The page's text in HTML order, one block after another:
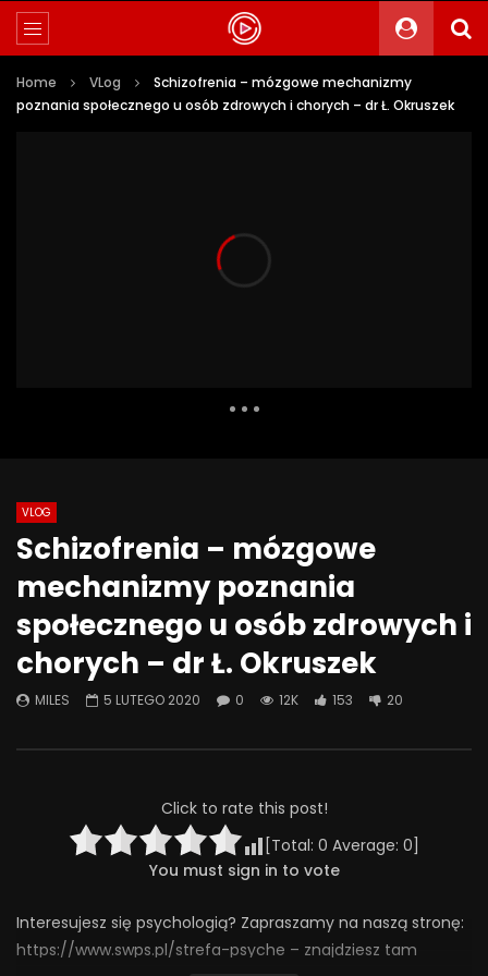
Home VLog
Schizofrenia – mózgowe mechanizmy
poznania społecznego u osób zdrowych i chorych – dr Ł. Okruszek
Co możemy zrobić, żeby szkoła
była miejscem bezpiecznym –
rozmowa o przemocy rówieśniczej
4 CZERWCA 2025
0
314 4 0
Problemowe
seksualne u dzieci i
techniki terapii
9 MAJA 2025
0
VLOG
Schizofrenia – mózgowe
mechanizmy poznania
społecznego u osób zdrowych i
chorych – dr Ł. Okruszek
MILES 5 LUTEGO 2020 0 12K 153 20
Click to rate this post!
[Total: 0 Average: 0]
You must sign in to vote
Interesujesz się psychologią? Zapraszamy na naszą stronę:
https://www.swps.pl/strefa-psyche – znajdziesz tam